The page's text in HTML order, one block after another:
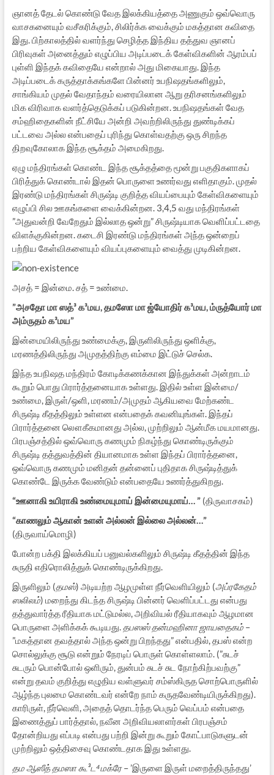
ஞானத் தேடல் கொண்டு வேத இலக்கியத்தை அணுகும் ஒவ்வொரு
வாசகனையும் வசீகரிக்கும், சிலிர்க்க வைக்கும் மகத்தான கவிதை
இது. பிற்காலத்தில் வளர்ந்து செழித்த இந்திய தத்துவ ஞானப்
பிரிவுகள் அனைத்தும் எழுப்பிய அடிப்படைக் கேள்விகளின் ஆரம்பப்
புள்ளி இந்தக் கவிதையே என்றால் அது மிகையாது. இந்த
அடிப்படைக் கருத்தாக்கங்களே பின்னர் உபநிஷதங்களிலும்,
சாங்கியம் முதல் வேதாந்தம் வரையிலான ஆறு தரிசனங்களிலும்
மிக விரிவாக வளர்த்தெடுக்கப் படுகின்றன. உபநிஷதங்கள் வேத
சம்ஹிதைகளின் நீட்சியே அன்றி அவற்றிலிருந்து துண்டிக்கப்
பட்டவை அல்ல என்பதைப் புரிந்து கொள்வதற்கு ஒரு சிறந்த
திறவுகோலாக இந்த சூக்தம் அமைகிறது.
ஏழு மந்திரங்கள் கொண்ட இந்த சூக்தத்தை மூன்று பகுதிகளாகப்
பிரித்துக் கொண்டால் இதன் பொருளை உணர்வது எளிதாகும். முதல்
இரண்டு மந்திரங்கள் சிருஷ்டி குறித்த வியப்பையும் கேள்விகளையும்
எழுப்பி சில ஊகங்களை வைக்கின்றன. 3,4,5 வது மந்திரங்கள்
”அதுவன்றி வேறேதும் இல்லாத ஒன்று” சிருஷ்டியாக வெளிப்பட்டதை
விளக்குகின்றன. கடைசி இரண்டு மந்திரங்கள் அந்த ஒன்றைப்
பற்றிய கேள்விகளையும் வியப்புகளையும் வைத்து முடிகின்றன.
அசத் = இன்மை. சத் = உண்மை.
”அசதோ மா ஸத்³ க³மய, தமஸோ மா ஜ்யோதிர் க³மய, ம்ருத்யோர் மா
அம்ருதம் க³மய”
இன்மையிலிருந்து உண்மைக்கு, இருளிலிருந்து ஒளிக்கு,
மரணத்திலிருந்து அமுதத்திற்கு எம்மை இட்டுச் செல்க.
இந்த உபநிஷத மந்திரம் கோடிக்கணக்கான இந்துக்கள் அன்றாடம்
கூறும் பொது பிரார்த்தனையாக உள்ளது. இதில் உள்ள இன்மை/
உண்மை, இருள்/ஒளி, மரணம்/அமுதம் ஆகியவை மேற்கண்ட
சிருஷ்டி கீதத்திலும் உள்ளன என்பதைக் கவனியுங்கள். இந்தப்
பிரார்த்தனை லௌகீகமானது அல்ல, முற்றிலும் ஆன்மீக மயமானது.
பிரபஞ்சத்தில் ஒவ்வொரு கணமும் நிகழ்ந்து கொண்டிருக்கும்
சிருஷ்டி தத்துவத்தின் தியானமாக உள்ள இந்தப் பிரார்த்தனை,
ஒவ்வொரு கணமும் மனிதன் தன்னைப் புதிதாக சிருஷ்டித்துக்
கொண்டே இருக்க வேண்டும் என்பதையே உணர்த்துகிறது.
“ஊனாகி உயிராகி உண்மையுமாய் இன்மையுமாய்… ”(திருவாசகம்)
“காணலும் ஆகான் உளன் அல்லன் இல்லை அல்லன்…”
(திருவாய்மொழி)
போன்ற பக்தி இலக்கியப் பனுவல்களிலும் சிருஷ்டி கீதத்தின் இந்த
சுருதி எதிரொலித்துக் கொண்டிருக்கிறது.
இருளிலும் (தமஸ்) அடியற்ற ஆழமுள்ள நீர்வெளியிலும் (அப்ரகேதம்
ஸலிலம்) மறைந்து கிடந்த சிருஷ்டி பின்னர் வெளிப்பட்டது என்பது
தத்துவார்த்த ரீதியாக மட்டுமல்ல, அறிவியல் ரீதியாகவும் ஆழமான
பொருளை அளிக்கக் கூடியது.தபஸஸ் தன்மஹினா ஜாயதைகம்–
”மகத்தான தவத்தால் அந்த ஒன்று பிறந்தது” என்பதில், தபஸ் என்ற
சொல்லுக்கு சூடு என்றும் நேரடிப் பொருள் கொள்ளலாம். (”சுடச்
சுடரும் பொன்போல் ஒளிரும், துன்பம் சுடச் சுட நோற்கிற்பவற்கு”
என்று தவம் குறித்து எழுதிய வள்ளுவர் சம்ஸ்கிருத சொற்பொருளில்
ஆழ்ந்த புலமை கொண்டவர் என்றே நாம் கருதவேண்டியிருக்கிறது).
காரிருள், நீர்வெளி, அதைத் தொடர்ந்த பெரும் வெப்பம் என்பதை
இணைத்துப் பார்த்தால், நவீன அறிவியலாளர்கள் பிரபஞ்சம்
தோன்றியது எப்படி என்பது பற்றி இன்று கூறும் கோட்பாடுகளுடன்
முற்றிலும் ஒத்திசைவு கொண்டதாக இது உள்ளது.
தம ஆஸீத் தமஸா கூ³ட⁴மக்ரே– ’இருளை இருள் மறைத்திருந்தது’